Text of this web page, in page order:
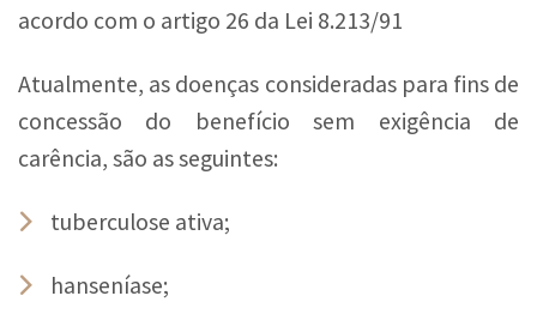
acordo com o artigo 26 da Lei 8.213/91
Atualmente, as doenças consideradas para fins de
concessão do benefício sem exigência de
carência, são as seguintes:
tuberculose ativa;
hanseníase;